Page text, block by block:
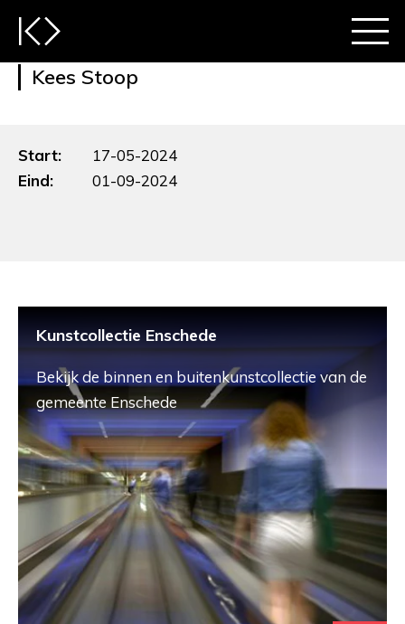
Kees Stoop
Start:
17-05-2024
Eind:
01-09-2024
Kunstcollectie Enschede
Bekijk de binnen en buitenkunstcollectie van de
gemeente Enschede